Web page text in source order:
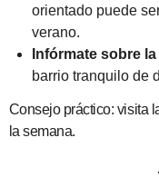
orientado puede
verano.
Infórmate sobre
barrio tranquilo de
Consejo práctico: visita
la semana.